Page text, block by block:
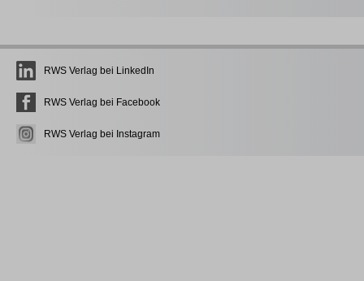
RWS Verlag bei LinkedIn
RWS Verlag bei Facebook
RWS Verlag bei Instagram